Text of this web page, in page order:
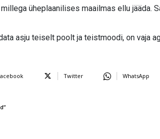
üheplaanilises maailmas ellu jääda.
asju teiselt poolt ja teistmoodi, on vaja
Twitter WhatsApp